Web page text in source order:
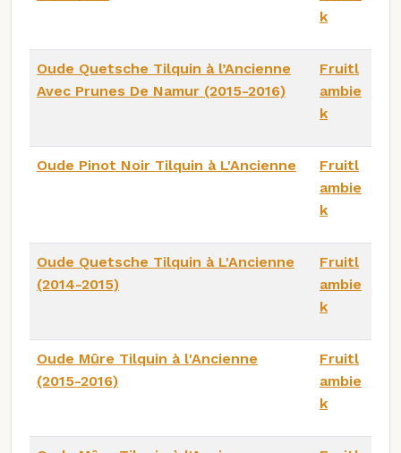
k
Oude Quetsche Tilquin à l’Ancienne
Avec Prunes De Namur (2015-2016)
Fruitl
ambie
k
Oude Pinot Noir Tilquin à L'Ancienne
Fruitl
ambie
k
Oude Quetsche Tilquin à L'Ancienne
(2014-2015)
Fruitl
ambie
k
Oude Mûre Tilquin à l'Ancienne
(2015-2016)
Fruitl
ambie
k